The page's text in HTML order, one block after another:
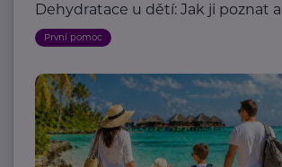
Dehydratace u dětí: Jak ji poznat
První pomoc